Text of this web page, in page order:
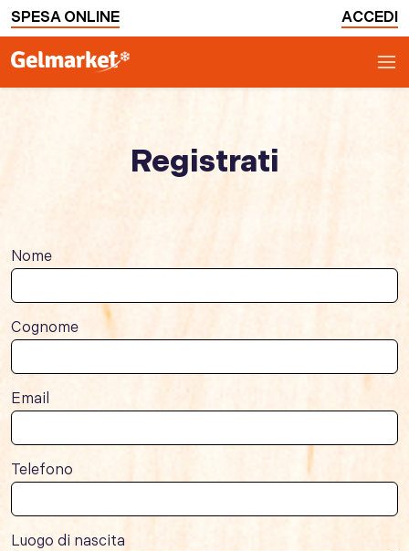
SPESA ONLINE ACCEDI
Registrati
Nome
Cognome
Email
Telefono
Luogo di nascita